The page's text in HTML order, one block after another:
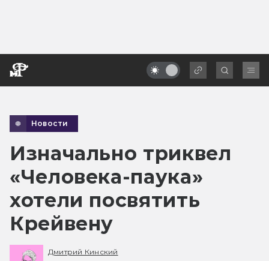
Новости
Изначально триквел
«Человека-паука»
хотели посвятить
Крейвену
Дмитрий Кинский